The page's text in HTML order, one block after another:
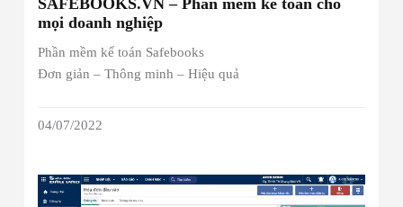
SAFEBOOKS.VN – Phần mềm kế toán cho
mọi doanh nghiệp
Phần mềm kế toán Safebooks
Đơn giản – Thông minh – Hiệu quả
04/07/2022